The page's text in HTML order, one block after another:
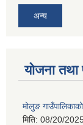
अन्य
योजना तथा
मोलुङ
मिति: 08/20/